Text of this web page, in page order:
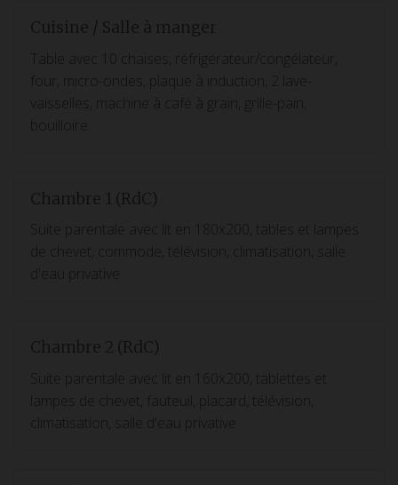
Cuisine / Salle à manger
Table avec 10 chaises, réfrigérateur/congélateur,
four, micro-ondes, plaque à induction, 2 lave-
vaisselles, machine à café à grain, grille-pain,
Chambre 1 (RdC)
Suite parentale avec lit en 180x200, tables et lampes
de chevet, commode, télévision, climatisation, salle
d'eau privative
Chambre 2 (RdC)
Suite parentale avec lit en 160x200, tablettes et
lampes de chevet, fauteuil, placard, télévision,
climatisation, salle d'eau privative